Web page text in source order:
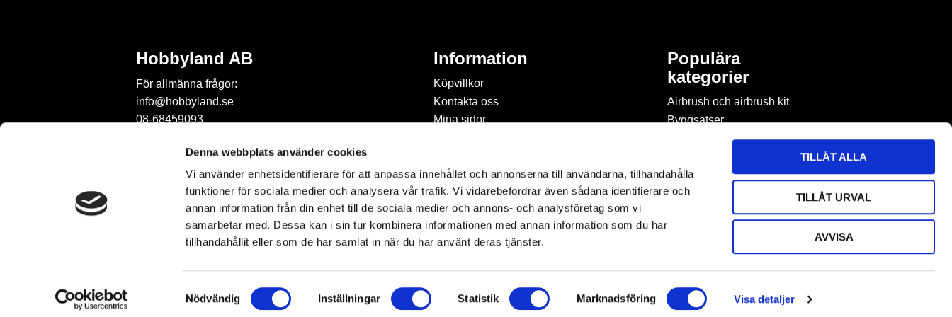
Denna webbplats använder cookies
Vi använder enhetsidentifierare för att anpassa innehållet och annonserna till användarna, tillhandahålla
funktioner för sociala medier och analysera vår trafik. Vi vidarebefordrar även sådana identifierare och
annan information från din enhet till de sociala medier och annons- och analysföretag som vi
samarbetar med. Dessa kan i sin tur kombinera informationen med annan information som du har
tillhandahållit eller som de har samlat in när du har använt deras tjänster.
a
Nödvändig Inställningar Statistik Marknadsföring Visa detaljer
TILLÅT ALLA
TILLÅT URVAL
AVVISA
Hobbyland AB
För allmänna frågor:
info@hobbyland.se
08-68459093
order@hobbyland.se
08-68459093
vardagar mellan 9-11
Information
Köpvillkor
Kontakta oss
Mina sidor
cookies
Inspiration & Passion
Populära
kategorier
Airbrush och airbrush kit
Byggsatser
Böcker & tidningar om
Byggmaterial
Figurspel